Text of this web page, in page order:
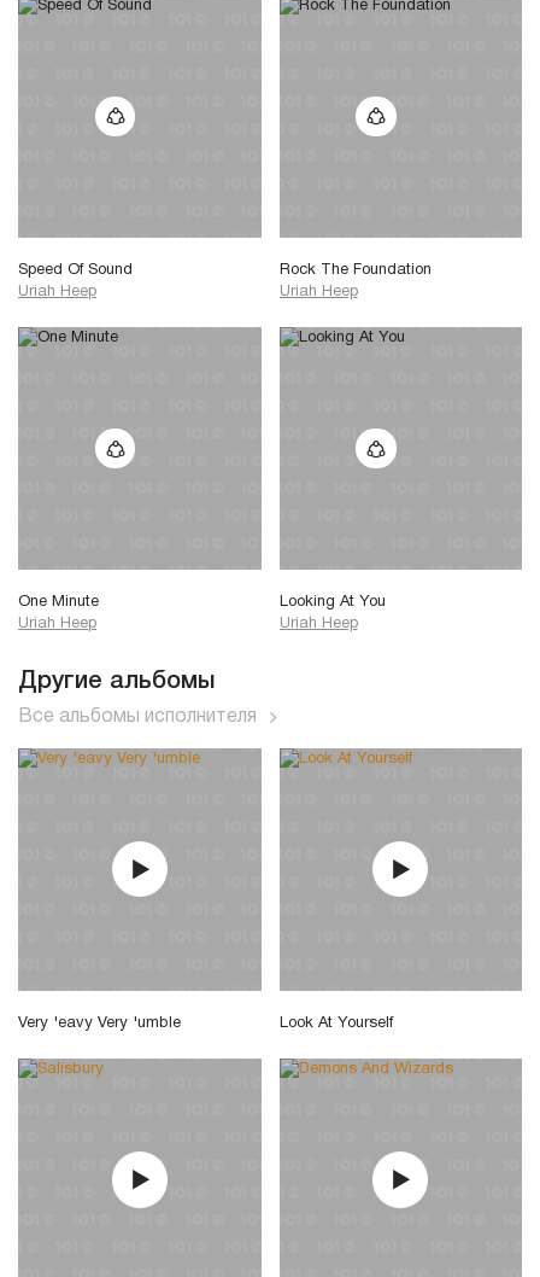
Speed Of Sound
Uriah Heep
Rock The Foundation
Uriah Heep
One Minute
Uriah Heep
Looking At You
Uriah Heep
Другие альбомы
Все альбомы исполнителя
Very 'eavy Very 'umble Look At Yourself